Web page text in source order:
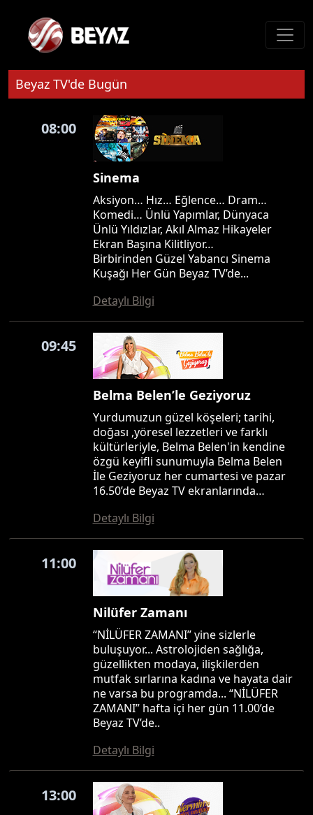
Beyaz TV'de Bugün
08:00
Sinema
Aksiyon… Hız… Eğlence… Dram…
Komedi… Ünlü Yapımlar, Dünyaca
Ünlü Yıldızlar, Akıl Almaz Hikayeler
Ekran Başına Kilitliyor…
Birbirinden Güzel Yabancı Sinema
Kuşağı Her Gün Beyaz TV’de...
Detaylı Bilgi
09:45
Belma Belen’le Geziyoruz
Yurdumuzun güzel köşeleri; tarihi,
doğası ,yöresel lezzetleri ve farklı
kültürleriyle, Belma Belen'in kendine
özgü keyifli sunumuyla Belma Belen
İle Geziyoruz her cumartesi ve pazar
16.50’de Beyaz TV ekranlarında…
Detaylı Bilgi
11:00
Nilüfer Zamanı
“NİLÜFER ZAMANI” yine sizlerle
buluşuyor... Astrolojiden sağlığa,
güzellikten modaya, ilişkilerden
mutfak sırlarına kadına ve hayata dair
ne varsa bu programda... “NİLÜFER
ZAMANI” hafta içi her gün 11.00’de
Beyaz TV’de..
Detaylı Bilgi
13:00